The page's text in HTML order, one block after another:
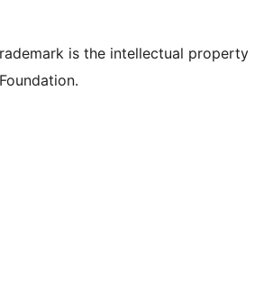
is the intellectual property